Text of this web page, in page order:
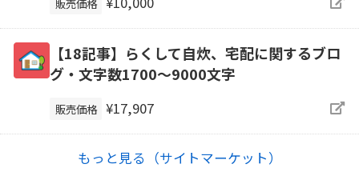
販売価格
【18記事】らくして自炊、宅配に関するブロ
グ・文字数1700～9000文字
販売価格 ¥17,907
もっと見る（サイトマーケット）